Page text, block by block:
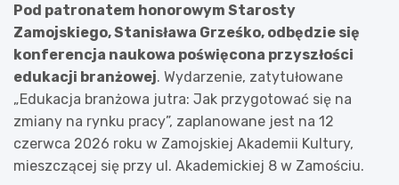
Pod patronatem honorowym Starosty
Zamojskiego, Stanisława Grześko, odbędzie się
konferencja naukowa poświęcona przyszłości
edukacji branżowej. Wydarzenie, zatytułowane
„Edukacja branżowa jutra: Jak przygotować się na
zmiany na rynku pracy”, zaplanowane jest na 12
czerwca 2026 roku w Zamojskiej Akademii Kultury,
mieszczącej się przy ul. Akademickiej 8 w Zamościu.